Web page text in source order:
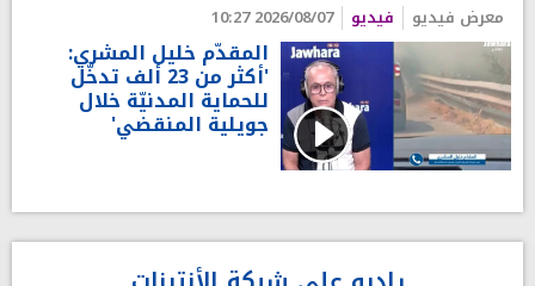
معرض فيديو فيديو 2026/08/07 10:27
المقدّم خليل المشري:
'أكثر من 23 ألف تدخّل
للحماية المدنيّة خلال
جويلية المنقضي'